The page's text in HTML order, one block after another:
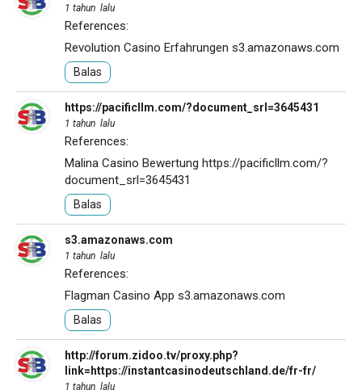
1 tahun lalu
References:
Revolution Casino Erfahrungen s3.amazonaws.com
Balas
https://pacificllm.com/?document_srl=3645431
1 tahun lalu
References:
Malina Casino Bewertung https://pacificllm.com/?
document_srl=3645431
Balas
s3.amazonaws.com
1 tahun lalu
References:
Flagman Casino App s3.amazonaws.com
Balas
http://forum.zidoo.tv/proxy.php?
link=https://instantcasinodeutschland.de/fr-fr/
1 tahun lalu